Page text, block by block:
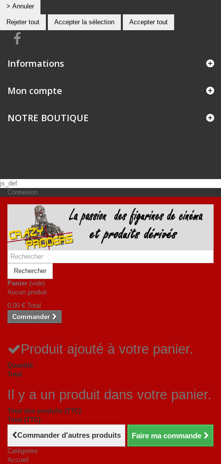
> Annuler
Rejeter tout Accepter la sélection Accepter tout
Informations
Mon compte
NOTRE BOUTIQUE
js_def
Connexion
Rechercher
Panier (vide)
Aucun produit
0,00 € Total
Commander
Produit ajouté à votre panier.
Quantité
Total
Il y a un produit dans votre panier.
Total des produits (TTC)
Total (TTC)
Commander d'autres produits Faire ma commande
Catégories
Accueil